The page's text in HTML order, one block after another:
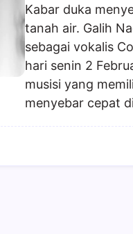
Kabar duka
tanah air. Galih
sebagai vokalis
hari senin 2
musisi yang
menyebar cepat